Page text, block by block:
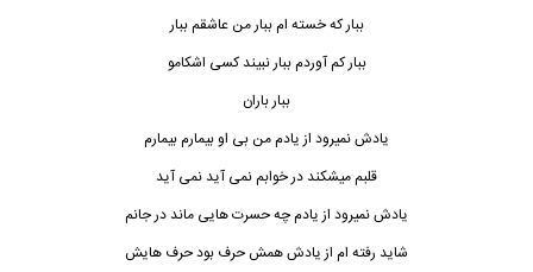
ببار که خسته ام ببار من عاشقم ببار
ببار کم آوردم ببار نبیند کسی اشکامو
ببار باران
یادش نمیرود از یادم من بی او بیمارم بیمارم
قلبم میشکند در خوابم نمی آید نمی آید
یادش نمیرود از یادم چه حسرت هایی ماند در جانم
شاید رفته ام از یادش همش حرف بود حرف هایش